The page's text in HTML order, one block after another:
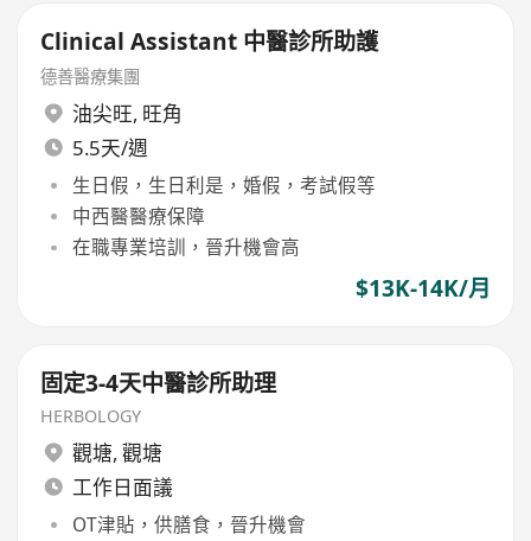
Clinical Assistant 中醫診所助護
德善醫療集團
油尖旺, 旺角
5.5天/週
生日假，生日利是，婚假，考試假等
中西醫醫療保障
在職專業培訓，晉升機會高
$13K-14K/月
固定3-4天中醫診所助理
HERBOLOGY
觀塘, 觀塘
工作日面議
OT津貼，供膳食，晉升機會